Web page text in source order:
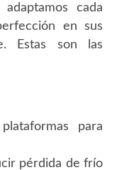
cada
en sus
Estas son las
para
pérdida de frío